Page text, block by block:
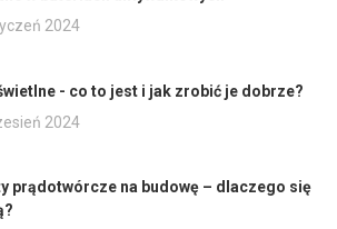
2024
- co to jest i jak zrobić je dobrze?
2024
prądotwórcze na budowę – dlaczego się